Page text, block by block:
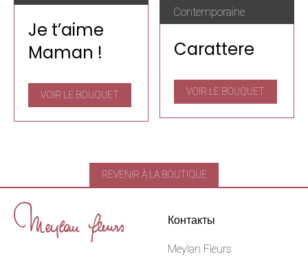
Je t’aime
Maman !
VOIR LE BOUQUET
Contemporaine
Carattere
VOIR LE BOUQUET
REVENIR À LA BOUTIQUE
Контакты
Meylan Fleurs